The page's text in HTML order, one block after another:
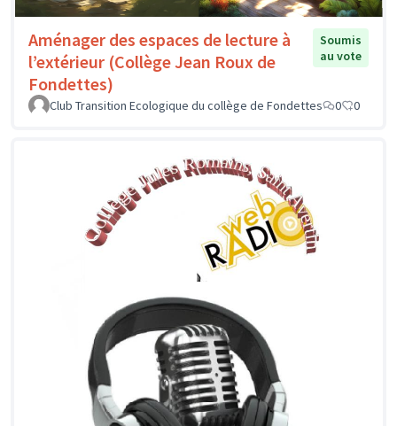
Aménager des espaces de lecture à
l’extérieur (Collège Jean Roux de
Fondettes)
Soumis
au vote
Club Transition Ecologique du collège de Fondettes 0 0